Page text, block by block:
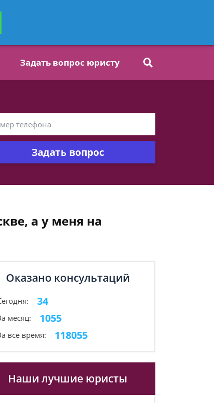
Задать вопрос юристу
Задать вопрос
а у меня на
Оказано консультаций
34
месяц: 1055
все время: 118055
Наши лучшие юристы